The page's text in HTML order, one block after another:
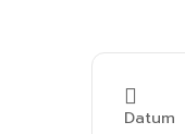
Datum